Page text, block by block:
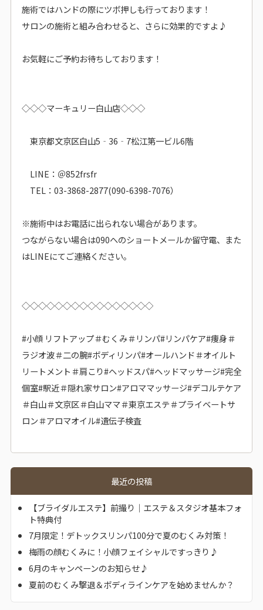
施術ではハンドの際にツボ押しも行っております！
サロンの施術と組み合わせると、さらに効果的ですよ♪
お気軽にご予約お待ちしております！
◇◇◇マーキュリー白山店◇◇◇
東京都文京区白山5‐36‐7松江第一ビル6階
LINE：＠852frsfr
TEL：03-3868-2877(090-6398-7076）
※施術中はお電話に出られない場合があります。
つながらない場合は090へのショートメールか留守電、また
はLINEにてご連絡ください。
◇◇◇◇◇◇◇◇◇◇◇◇◇◇◇◇
#小顔 リフトアップ＃むくみ＃リンパ#リンパケア#痩身＃
ラジオ波＃二の腕#ボディリンパ#オールハンド＃オイルト
リートメント＃肩こり#ヘッドスパ#ヘッドマッサージ#完全
個室#駅近＃隠れ家サロン#アロママッサージ#デコルテケア
＃白山＃文京区＃白山ママ＃東京エステ＃プライベートサ
ロン＃アロマオイル#遺伝子検査
最近の投稿
【ブライダルエステ】前撮り｜エステ＆スタジオ基本フォ
ト特典付
7月限定！デトックスリンパ100分で夏のむくみ対策！
梅雨の顔むくみに！小顔フェイシャルですっきり♪
6月のキャンペーンのお知らせ♪
夏前のむくみ撃退＆ボディラインケアを始めませんか？